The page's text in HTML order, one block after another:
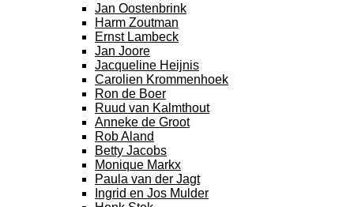
Jan Oostenbrink
Harm Zoutman
Ernst Lambeck
Jan Joore
Jacqueline Heijnis
Carolien Krommenhoek
Ron de Boer
Ruud van Kalmthout
Anneke de Groot
Rob Aland
Betty Jacobs
Monique Markx
Paula van der Jagt
Ingrid en Jos Mulder